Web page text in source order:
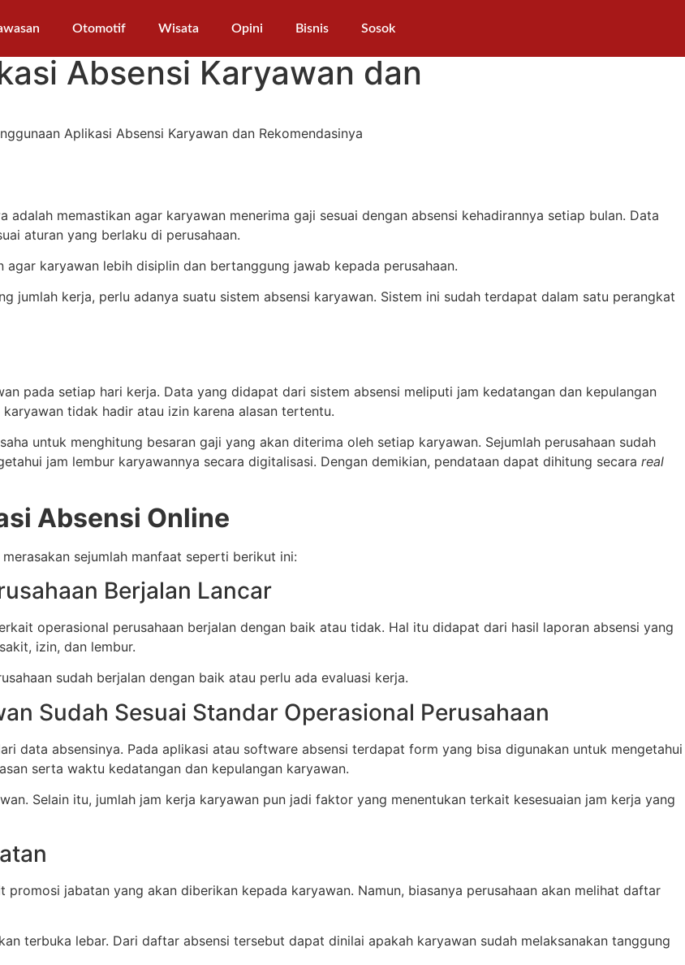
Otomotif Wisata Opini Bisnis Sosok
Absensi Karyawan dan
adalah memastikan agar karyawan menerima gaji sesuai dengan absensi kehadirannya setiap bulan. Data
aturan yang berlaku di perusahaan.
karyawan lebih disiplin dan bertanggung jawab kepada perusahaan.
jumlah kerja, perlu adanya suatu sistem absensi karyawan. Sistem ini sudah terdapat dalam satu perangkat
pada setiap hari kerja. Data yang didapat dari sistem absensi meliputi jam kedatangan dan kepulangan
tidak hadir atau izin karena alasan tertentu.
untuk menghitung besaran gaji yang akan diterima oleh setiap karyawan. Sejumlah perusahaan sudah
jam lembur karyawannya secara digitalisasi. Dengan demikian, pendataan dapat dihitung secara real
Absensi Online
sejumlah manfaat seperti berikut ini:
Berjalan Lancar
operasional perusahaan berjalan dengan baik atau tidak. Hal itu didapat dari hasil laporan absensi yang
izin, dan lembur.
sudah berjalan dengan baik atau perlu ada evaluasi kerja.
Sudah Sesuai Standar Operasional Perusahaan
data absensinya. Pada aplikasi atau software absensi terdapat form yang bisa digunakan untuk mengetahui
serta waktu kedatangan dan kepulangan karyawan.
Selain itu, jumlah jam kerja karyawan pun jadi faktor yang menentukan terkait kesesuaian jam kerja yang
jabatan yang akan diberikan kepada karyawan. Namun, biasanya perusahaan akan melihat daftar
terbuka lebar. Dari daftar absensi tersebut dapat dinilai apakah karyawan sudah melaksanakan tanggung